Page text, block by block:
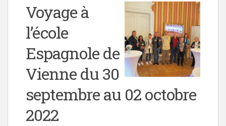
Voyage à
l’école
Espagnole de
Vienne du 30
septembre au 02 octobre
2022